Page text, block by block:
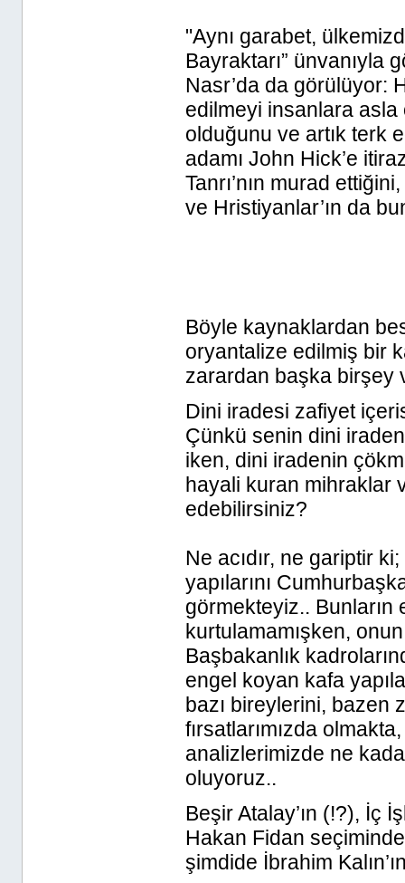
"Aynı garabet,
Bayraktarı” ünvanıyla
Nasr’da da görülüyor:
edilmeyi insanlara asla
olduğunu ve artık terk
adamı John Hick’e
Tanrı’nın murad
ve Hristiyanlar’ın da
Böyle kaynaklardan
oryantalize edilmiş bir
zarardan başka birşey
Dini iradesi zafiyet
Çünkü senin dini
iken, dini iradenin
hayali kuran mihraklar
edebilirsiniz?
Ne acıdır, ne gariptir
yapılarını
görmekteyiz.. Bunların
kurtulamamışken,
Başbakanlık
engel koyan kafa
bazı bireylerini, bazen
fırsatlarımızda
analizlerimizde ne
oluyoruz..
Beşir Atalay’ın (!?), İç
Hakan Fidan
şimdide İbrahim